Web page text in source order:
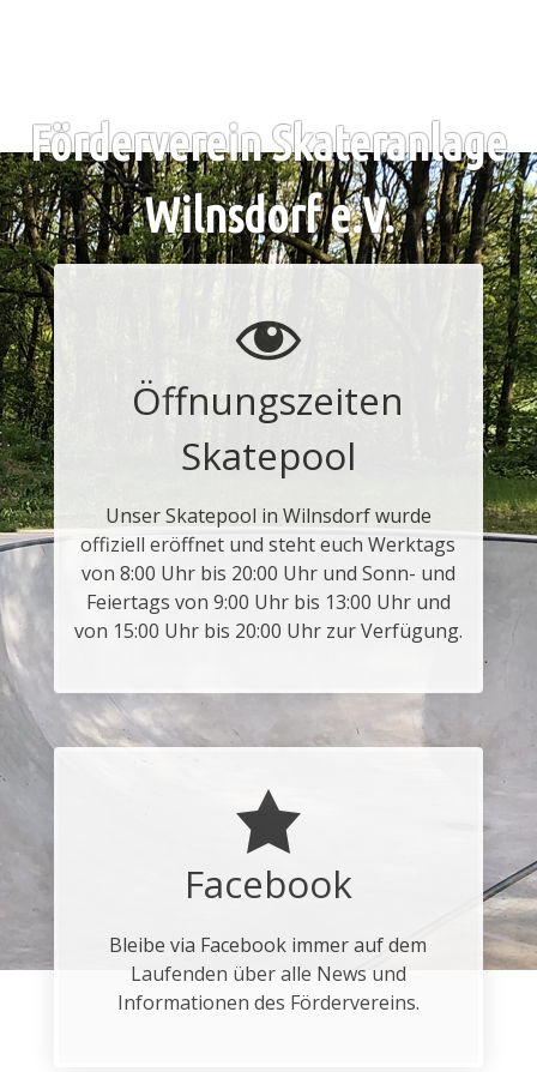
Förderverein Skateranlage
Wilnsdorf e.V.
Öffnungszeiten
Skatepool
Unser Skatepool in Wilnsdorf wurde
offiziell eröffnet und steht euch Werktags
von 8:00 Uhr bis 20:00 Uhr und Sonn- und
Feiertags von 9:00 Uhr bis 13:00 Uhr und
von 15:00 Uhr bis 20:00 Uhr zur Verfügung.
Facebook
Bleibe via Facebook immer auf dem
Laufenden über alle News und
Informationen des Fördervereins.